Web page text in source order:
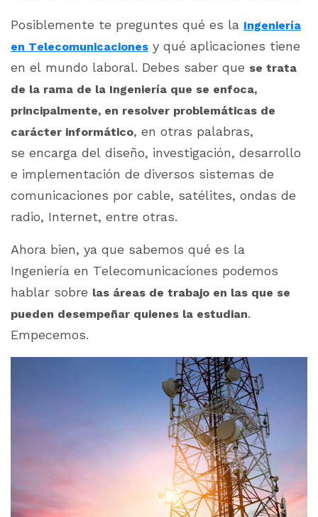
Posiblemente te preguntes qué es la Ingeniería
en Telecomunicaciones y qué aplicaciones tiene
en el mundo laboral. Debes saber que se trata
de la rama de la Ingeniería que se enfoca,
principalmente, en resolver problemáticas de
carácter informático, en otras palabras,
se encarga del diseño, investigación, desarrollo
e implementación de diversos sistemas de
comunicaciones por cable, satélites, ondas de
radio, Internet, entre otras.
Ahora bien, ya que sabemos qué es la
Ingeniería en Telecomunicaciones podemos
hablar sobre las áreas de trabajo en las que se
pueden desempeñar quienes la estudian.
Empecemos.